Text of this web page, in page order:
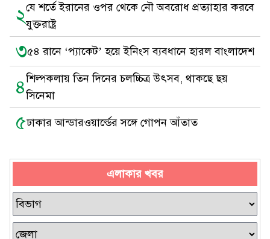
২যে শর্তে ইরানের ওপর থেকে নৌ অবরোধ প্রত্যাহার করবে
যুক্তরাষ্ট্র
৩৫৪ রানে ‘প্যাকেট’ হয়ে ইনিংস ব্যবধানে হারল বাংলাদেশ
৪শিল্পকলায় তিন দিনের চলচ্চিত্র উৎসব, থাকছে ছয়
সিনেমা
৫ঢাকার আন্ডারওয়ার্ল্ডের সঙ্গে গোপন আঁতাত
এলাকার খবর